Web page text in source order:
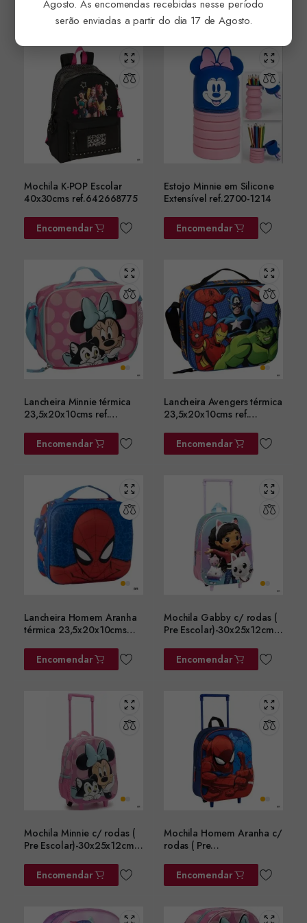
Encomendar Encomendar
Mochila K-POP Escolar
40x30cms ref.642668775
Encomendar
Estojo Minnie em Silicone
Extensível ref.2700-1214
Encomendar
Lancheira Minnie térmica
23,5x20x10cms ref.
Encomendar
Lancheira Avengers térmica
23,5x20x10cms ref.
Encomendar
Lancheira Homem Aranha
térmica 23,5x20x10cms
Encomendar
Mochila Gabby c/ rodas (
Pre Escolar)-30x25x12cms
Encomendar
Mochila Minnie c/ rodas (
Pre Escolar)-30x25x12cms
Encomendar
Mochila Homem Aranha c/
rodas ( Pre
ref.2100005107
Encomendar
Agosto. As encomendas recebidas nesse período
serão enviadas a partir do dia 17 de Agosto.